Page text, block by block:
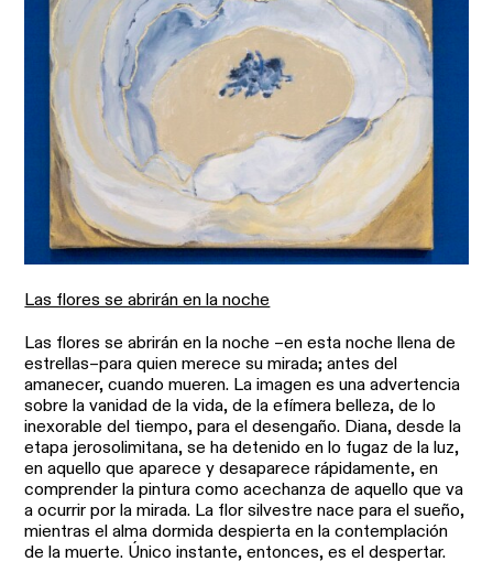
Las flores se abrirán en la noche
Las flores se abrirán en la noche –en esta noche llena de
estrellas–para quien merece su mirada; antes del
amanecer, cuando mueren. La imagen es una advertencia
sobre la vanidad de la vida, de la efímera belleza, de lo
inexorable del tiempo, para el desengaño. Diana, desde la
etapa jerosolimitana, se ha detenido en lo fugaz de la luz,
en aquello que aparece y desaparece rápidamente, en
comprender la pintura como acechanza de aquello que va
a ocurrir por la mirada. La flor silvestre nace para el sueño,
mientras el alma dormida despierta en la contemplación
de la muerte. Único instante, entonces, es el despertar.